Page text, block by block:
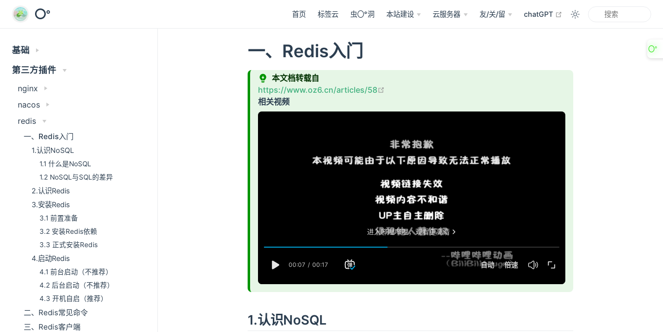
⭕° 首页 标签云 虫〇°洞 本站建设 云服务器 友/关/留 chatGPT open in new window
基础
第三方插件
nginx
nacos
redis
一、Redis入门
1.认识NoSQL
1.1 什么是NoSQL
1.2 NoSQL与SQL的差异
2.认识Redis
3.安装Redis
3.1 前置准备
3.2 安装Redis依赖
3.3 正式安装Redis
4.启动Redis
4.1 前台启动（不推荐）
4.2 后台启动（不推荐）
4.3 开机自启（推荐）
二、Redis常见命令
三、Redis客户端
一、Redis入门
本文档转载自
https://www.oz6.cn/articles/58
相关视频
A
1.认识NoSQL
〇°